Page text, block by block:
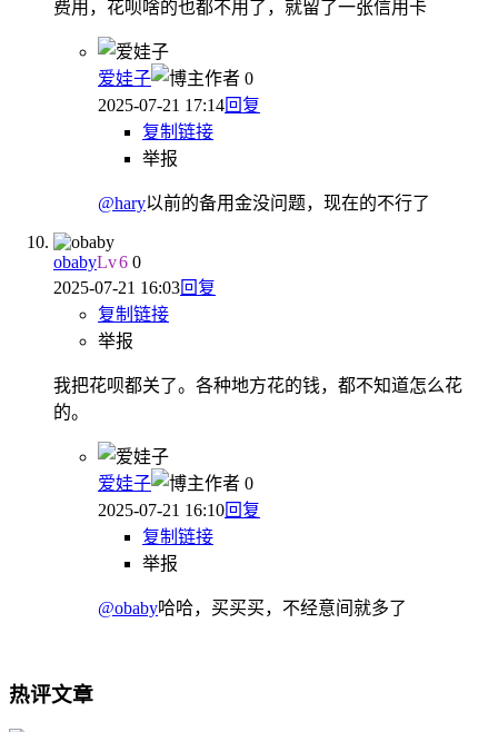
费用，花呗啥的也都不用了，就留了一张信用卡
爱娃子 作者 0
2025-07-21 17:14回复
复制链接
举报
@hary以前的备用金没问题，现在的不行了
obabyLv6 0
2025-07-21 16:03回复
复制链接
举报
我把花呗都关了。各种地方花的钱，都不知道怎么花
的。
爱娃子 作者 0
2025-07-21 16:10回复
复制链接
举报
@obaby哈哈，买买买，不经意间就多了
热评文章